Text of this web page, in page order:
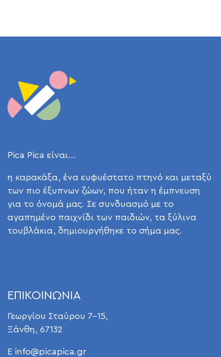
Pica Pica είναι…
η καρακάξα, ένα ευφυέστατο πτηνό και μεταξύ
των πιο έξυπνων ζώων, που ήταν η έμπνευση
για το όνομά μας. Σε συνδυασμό με το
αγαπημένο παιχνίδι των παιδιών, τα ξύλινα
τουβλάκια, δημιουργήθηκε το σήμα μας.
ΕΠΙΚΟΙΝΩΝΙΑ
Γεωργίου Σταύρου 7-15,
Ξάνθη, 67132
E info@picapica.gr